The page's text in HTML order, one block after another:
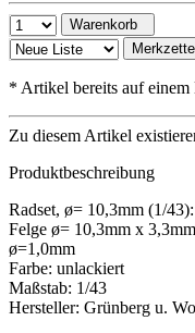
Warenkorb
* Artikel bereits auf einem
Zu diesem Artikel
Produktbeschreibung
Radset, ø= 10,3mm (1/
Felge ø= 10,3mm x
ø=1,0mm
Farbe: unlackiert
Maßstab: 1/43
Hersteller: Grünberg u.